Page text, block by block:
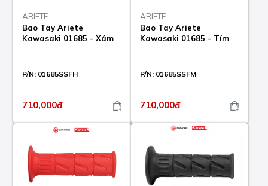
ARIETE
Bao Tay Ariete
Kawasaki 01685 - Xám
P/N: 01685SSFH
710,000đ
ARIETE
Bao Tay Ariete
Kawasaki 01685 - Tím
P/N: 01685SSFM
710,000đ